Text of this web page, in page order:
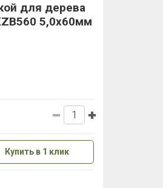
для дерева
5,0х60мм
Купить в 1 клик